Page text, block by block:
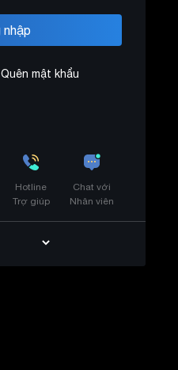
Quên mật khẩu
Hotline
Trợ giúp
Chat với
Nhân viên